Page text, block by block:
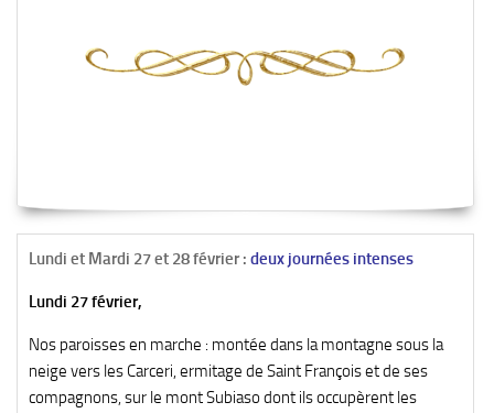
Lundi et Mardi 27 et 28 février : deux journées intenses
Lundi 27 février,
Nos paroisses en marche : montée dans la montagne sous la
neige vers les Carceri, ermitage de Saint François et de ses
compagnons, sur le mont Subiaso dont ils occupèrent les